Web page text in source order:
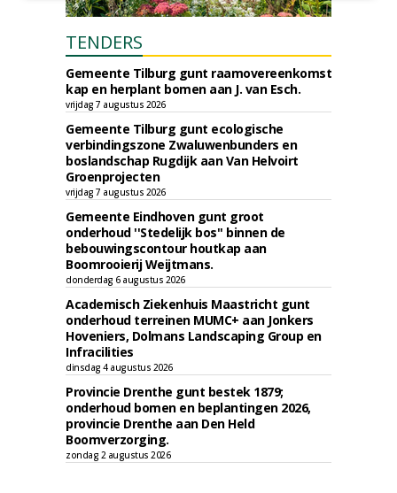
TENDERS
Gemeente Tilburg gunt raamovereenkomst
kap en herplant bomen aan J. van Esch.
vrijdag 7 augustus 2026
Gemeente Tilburg gunt ecologische
verbindingszone Zwaluwenbunders en
boslandschap Rugdijk aan Van Helvoirt
Groenprojecten
vrijdag 7 augustus 2026
Gemeente Eindhoven gunt groot
onderhoud ''Stedelijk bos'' binnen de
bebouwingscontour houtkap aan
Boomrooierij Weijtmans.
donderdag 6 augustus 2026
Academisch Ziekenhuis Maastricht gunt
onderhoud terreinen MUMC+ aan Jonkers
Hoveniers, Dolmans Landscaping Group en
Infracilities
dinsdag 4 augustus 2026
Provincie Drenthe gunt bestek 1879;
onderhoud bomen en beplantingen 2026,
provincie Drenthe aan Den Held
Boomverzorging.
zondag 2 augustus 2026